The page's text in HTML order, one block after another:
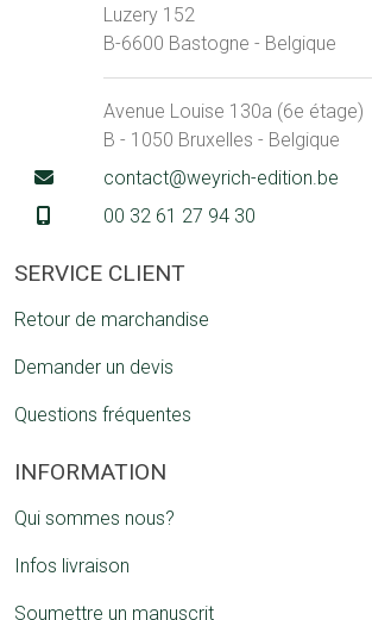
Luzery 152
B-6600 Bastogne - Belgique
Avenue Louise 130a (6e étage)
B - 1050 Bruxelles - Belgique
contact@weyrich-edition.be
00 32 61 27 94 30
SERVICE CLIENT
Retour de marchandise
Demander un devis
Questions fréquentes
INFORMATION
Qui sommes nous?
Infos livraison
Soumettre un manuscrit